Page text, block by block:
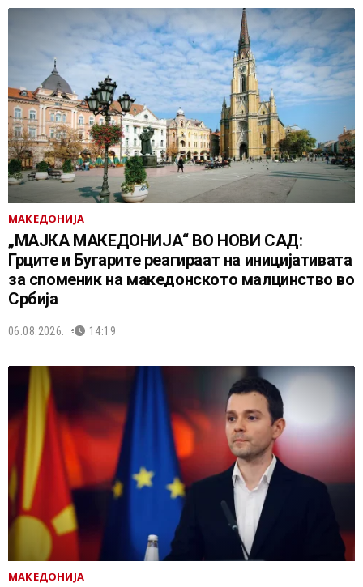
МАКЕДОНИЈА
„МАЈКА МАКЕДОНИЈА“ ВО НОВИ САД:
Грците и Бугарите реагираат на иницијативата
за споменик на македонското малцинство во
Србија
06.08.2026. 14:19
МАКЕДОНИЈА